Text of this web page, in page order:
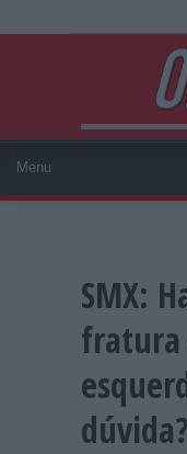
SMX:
fratura
dúvida?